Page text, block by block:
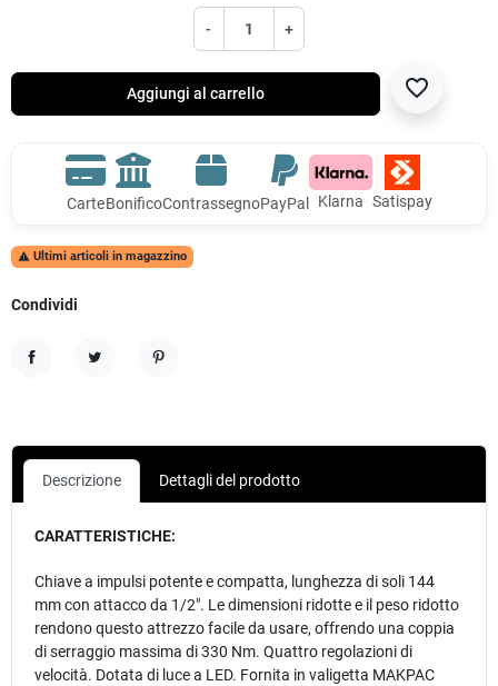
- +
Aggiungi al carrello favorite_border
CarteBonificoContrassegnoPayPal Klarna Satispay
 Ultimi articoli in magazzino
Condividi
Descrizione Dettagli del prodotto
CARATTERISTICHE:
Chiave a impulsi potente e compatta, lunghezza di soli 144
mm con attacco da 1/2". Le dimensioni ridotte e il peso ridotto
rendono questo attrezzo facile da usare, offrendo una coppia
di serraggio massima di 330 Nm. Quattro regolazioni di
velocità. Dotata di luce a LED. Fornita in valigetta MAKPAC